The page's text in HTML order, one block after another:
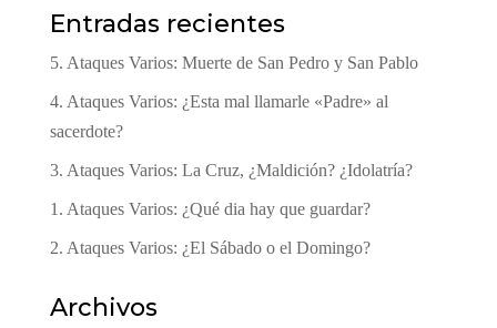
Entradas recientes
5. Ataques Varios: Muerte de San Pedro y San Pablo
4. Ataques Varios: ¿Esta mal llamarle «Padre» al
sacerdote?
3. Ataques Varios: La Cruz, ¿Maldición? ¿Idolatría?
1. Ataques Varios: ¿Qué dia hay que guardar?
2. Ataques Varios: ¿El Sábado o el Domingo?
Archivos